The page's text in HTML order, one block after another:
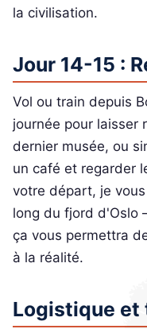
la civilisation.
Jour 14-15 :
Vol ou train depuis
journée pour laisser
dernier musée, ou
un café et regarder
votre départ, je
long du fjord d'Oslo
ça vous permettra
à la réalité.
Logistique